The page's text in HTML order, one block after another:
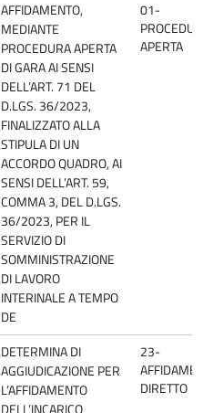
AFFIDAMENTO,
MEDIANTE
PROCEDURA APERTA
DI GARA AI SENSI
DELL’ART. 71 DEL
D.LGS. 36/2023,
FINALIZZATO ALLA
STIPULA DI UN
ACCORDO QUADRO, AI
SENSI DELL’ART. 59,
COMMA 3, DEL D.LGS.
36/2023, PER IL
SERVIZIO DI
SOMMINISTRAZIONE
DI LAVORO
INTERINALE A TEMPO
DE
01-
APERTA
DETERMINA DI
AGGIUDICAZIONE PER
L’AFFIDAMENTO
23-
DIRETTO